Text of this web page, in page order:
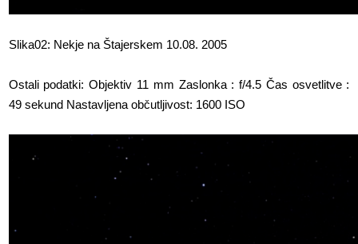
Slika02: Nekje na Štajerskem 10.08. 2005
Ostali podatki: Objektiv 11 mm Zaslonka : f/4.5 Čas osvetlitve :
49 sekund Nastavljena občutljivost: 1600 ISO